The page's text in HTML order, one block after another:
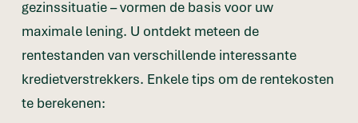
gezinssituatie – vormen de basis voor uw
maximale lening. U ontdekt meteen de
rentestanden van verschillende interessante
kredietverstrekkers. Enkele tips om de rentekosten
te berekenen: